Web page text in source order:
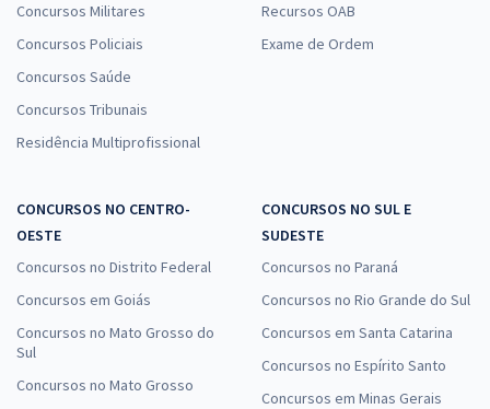
Concursos Militares
Concursos Policiais
Concursos Saúde
Concursos Tribunais
Residência Multiprofissional
Recursos OAB
Exame de Ordem
CONCURSOS NO CENTRO-
OESTE
Concursos no Distrito Federal
Concursos em Goiás
Concursos no Mato Grosso do
Sul
Concursos no Mato Grosso
CONCURSOS NO SUL E
SUDESTE
Concursos no Paraná
Concursos no Rio Grande do Sul
Concursos em Santa Catarina
Concursos no Espírito Santo
Concursos em Minas Gerais